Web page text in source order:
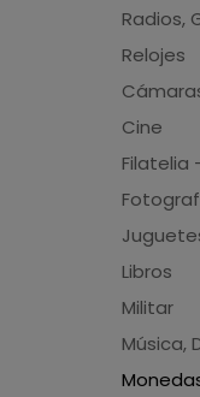
Radios,
Relojes
Cine
Filatelia
Libros
Militar
Música,